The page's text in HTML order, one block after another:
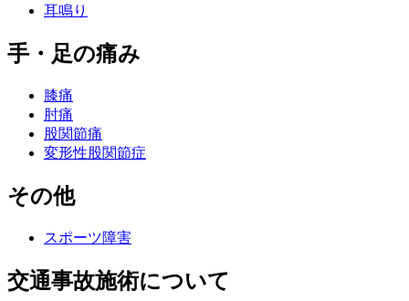
耳鳴り
手・足の痛み
膝痛
肘痛
股関節痛
変形性股関節症
その他
スポーツ障害
交通事故施術について